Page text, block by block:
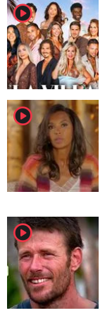
player2
player2
player2